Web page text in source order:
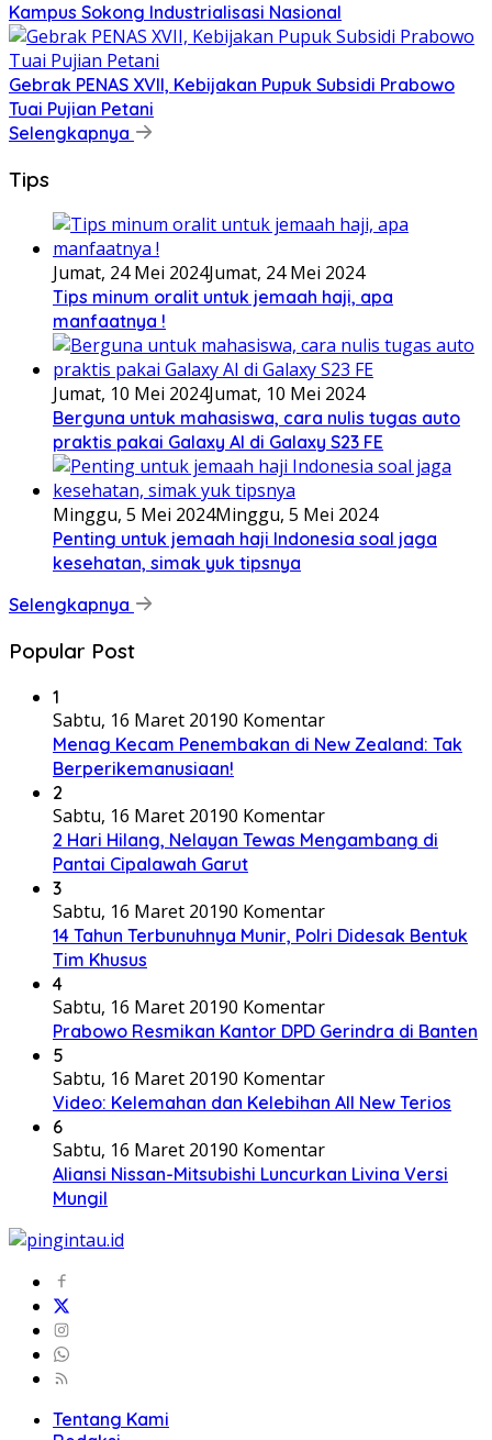
Kampus Sokong Industrialisasi Nasional
Gebrak PENAS XVII, Kebijakan Pupuk Subsidi Prabowo
Tuai Pujian Petani
Selengkapnya
Tips
Jumat, 24 Mei 2024Jumat, 24 Mei 2024
Tips minum oralit untuk jemaah haji, apa
manfaatnya !
Jumat, 10 Mei 2024Jumat, 10 Mei 2024
Berguna untuk mahasiswa, cara nulis tugas auto
praktis pakai Galaxy AI di Galaxy S23 FE
Minggu, 5 Mei 2024Minggu, 5 Mei 2024
Penting untuk jemaah haji Indonesia soal jaga
kesehatan, simak yuk tipsnya
Selengkapnya
Popular Post
1
Sabtu, 16 Maret 20190 Komentar
Menag Kecam Penembakan di New Zealand: Tak
Berperikemanusiaan!
2
Sabtu, 16 Maret 20190 Komentar
2 Hari Hilang, Nelayan Tewas Mengambang di
Pantai Cipalawah Garut
3
Sabtu, 16 Maret 20190 Komentar
14 Tahun Terbunuhnya Munir, Polri Didesak Bentuk
Tim Khusus
4
Sabtu, 16 Maret 20190 Komentar
Prabowo Resmikan Kantor DPD Gerindra di Banten
5
Sabtu, 16 Maret 20190 Komentar
Video: Kelemahan dan Kelebihan All New Terios
6
Sabtu, 16 Maret 20190 Komentar
Aliansi Nissan-Mitsubishi Luncurkan Livina Versi
Mungil
Tentang Kami